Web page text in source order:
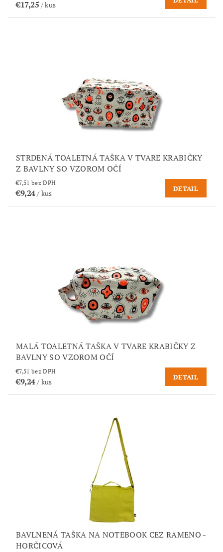
€17,25 / kus
STRDENÁ TOALETNÁ TAŠKA V TVARE KRABIČKY
Z BAVLNY SO VZOROM OČÍ
€7,51 bez DPH
€9,24/ kus
DETAIL
MALÁ TOALETNÁ TAŠKA V TVARE KRABIČKY Z
BAVLNY SO VZOROM OČÍ
€7,51 bez DPH
€9,24/ kus
DETAIL
BAVLNENÁ TAŠKA NA NOTEBOOK CEZ RAMENO -
HORČICOVÁ